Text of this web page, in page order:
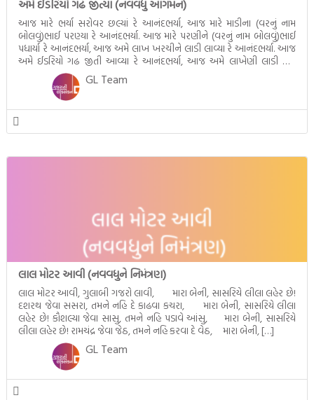
અમે ઈડરિયો ગઢ જીત્યા (નવવધુ આગમન)
આજ મારે ભર્યા સરોવર છલ્યાં રે આનંદભર્યા, આજ મારે માડીના (વરનું નામ
બોલવું)ભાઈ પરણ્યા રે આનંદભર્યા. આજ મારે પરણીને (વરનું નામ બોલવું)ભાઈ
પધાર્યા રે આનંદભર્યા, આજ અમે લાખ ખરચીને લાડી લાવ્યા રે આનંદભર્યા. આજ
અમે ઈડરિયો ગઢ જીતી આવ્યા રે આનંદભર્યા, આજ અમે લાખેણી લાડી લઈ
આવ્યા રે આનંદભર્યા. આજ અમારે હૈયે હરખ ન માય […]
GL Team
લાલ મોટર આવી (નવવધુને નિમંત્રણ)
લાલ મોટર આવી, ગુલાબી ગજરો લાવી, મારા બેની, સાસરિયે લીલા લહેર છે!
દશરથ જેવા સસરા, તમને નહિ દે કાઢવા કચરા, મારા બેની, સાસરિયે લીલા
લહેર છે! કૌશલ્યા જેવા સાસુ, તમને નહિ પડાવે આંસુ, મારા બેની, સાસરિયે
લીલા લહેર છે! રામચંદ્ર જેવા જેઠ, તમને નહિ કરવા દે વેઠ, મારા બેની, […]
GL Team